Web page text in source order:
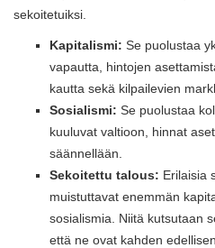
sekoitetuiksi.
Kapitalismi: Se puolustaa
vapautta, hintojen
kautta sekä kilpailevien
Sosialismi: Se puolustaa
kuuluvat valtioon, hinnat
säännellään.
Sekoitettu talous: Erilaisia
muistuttavat enemmän
sosialismia. Niitä kutsutaan
että ne ovat kahden